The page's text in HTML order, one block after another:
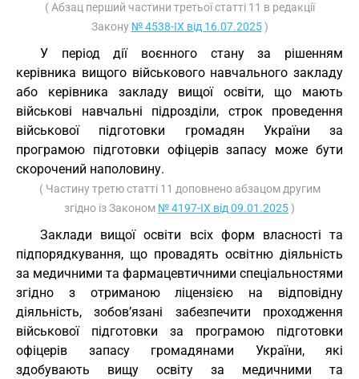
( Абзац перший частини третьої статті 11 в редакції
Закону № 4538-IX від 16.07.2025)
У період дії воєнного стану за рішенням
керівника вищого військового навчального закладу
або керівника закладу вищої освіти, що мають
військові навчальні підрозділи, строк проведення
військової підготовки громадян України за
програмою підготовки офіцерів запасу може бути
скорочений наполовину.
( Частину третю статті 11 доповнено абзацом другим
згідно із Законом № 4197-IX від 09.01.2025)
Заклади вищої освіти всіх форм власності та
підпорядкування, що провадять освітню діяльність
за медичними та фармацевтичними спеціальностями
згідно з отриманою ліцензією на відповідну
діяльність, зобов’язані забезпечити проходження
військової підготовки за програмою підготовки
офіцерів запасу громадянами України, які
здобувають вищу освіту за медичними та